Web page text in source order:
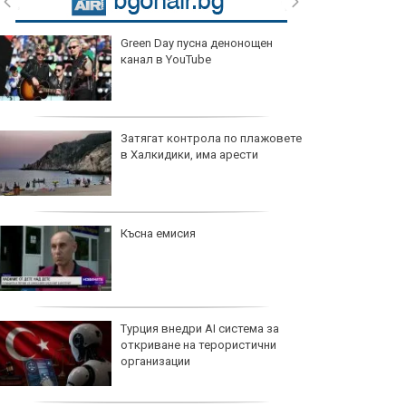
Green Day пусна денонощен
канал в YouTube
Затягат контрола по плажовете
в Халкидики, има арести
Късна емисия
Турция внедри AI система за
откриване на терористични
организации